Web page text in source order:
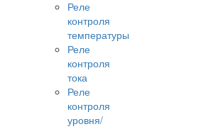
Реле
контроля
температуры
Реле
контроля
тока
Реле
контроля
уровня/